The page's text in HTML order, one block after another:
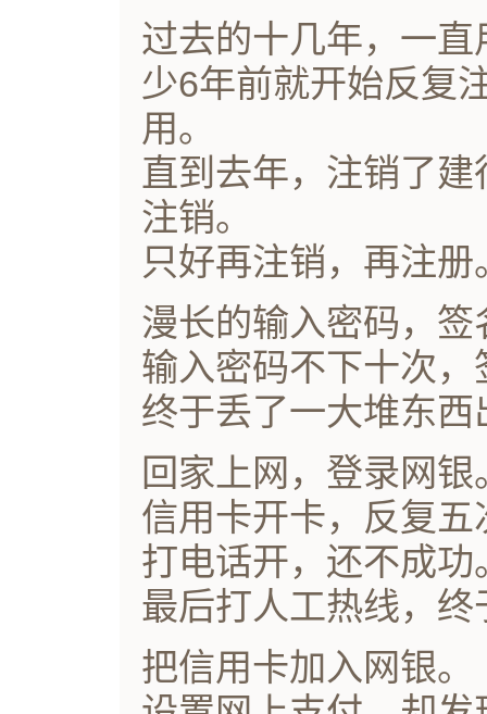
过去的十几年，一
少6年前就开始反复
用。
直到去年，注销了
注销。
只好再注销，再注册
漫长的输入密码，签
输入密码不下十次
终于丢了一大堆东
回家上网，登录网银
信用卡开卡，反复五
打电话开，还不成功
最后打人工热线，
把信用卡加入网银。